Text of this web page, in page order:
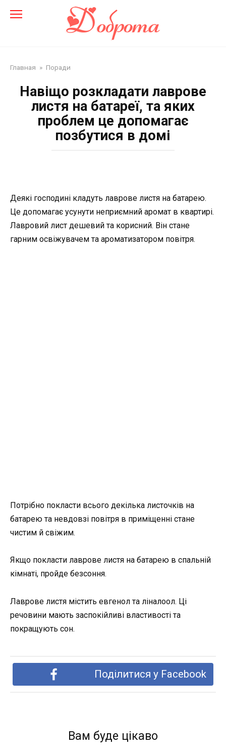
Главная » Поради
Навіщо розкладати лаврове
листя на батареї, та яких
проблем це допомагає
позбутися в домі
Деякі господині кладуть лаврове листя на батарею.
Це допомагає усунути неприємний аромат в квартирі.
Лавровий лист дешевий та корисний. Він стане
гарним освіжувачем та ароматизатором повітря.
Потрібно покласти всього декілька листочків на
батарею та невдовзі повітря в приміщенні стане
чистим й свіжим.
Якщо покласти лаврове листя на батарею в спальній
кімнаті, пройде безсоння.
Лаврове листя містить евгенол та ліналоол. Ці
речовини мають заспокійливі властивості та
покращують сон.
Поділитися у Facebook
Вам буде цікаво